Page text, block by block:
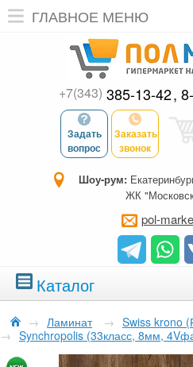
ГЛАВНОЕ МЕНЮ
+7(343) 385-13-42
Задать
вопрос
Заказать
звонок
Шоу-рум:
ЖК
pol-
Каталог
→ Ламинат → Swiss krono
→ Synchropolis (33класс, 8мм,